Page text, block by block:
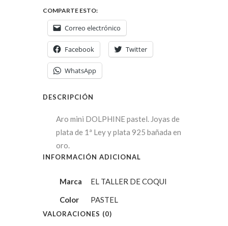
COMPARTE ESTO:
Correo electrónico
Facebook Twitter
WhatsApp
DESCRIPCIÓN
Aro mini DOLPHINE pastel. Joyas de
plata de 1ª Ley y plata 925 bañada en
oro.
INFORMACIÓN ADICIONAL
Marca
EL TALLER DE COQUI
Color
PASTEL
VALORACIONES (0)